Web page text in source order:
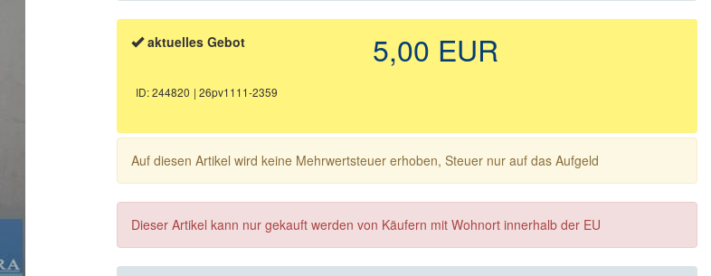
aktuelles Gebot 5,00 EUR
ID: 244820 | 26pv1111-2359
Auf diesen Artikel wird keine Mehrwertsteuer erhoben, Steuer nur auf das Aufgeld
Dieser Artikel kann nur gekauft werden von Käufern mit Wohnort innerhalb der EU